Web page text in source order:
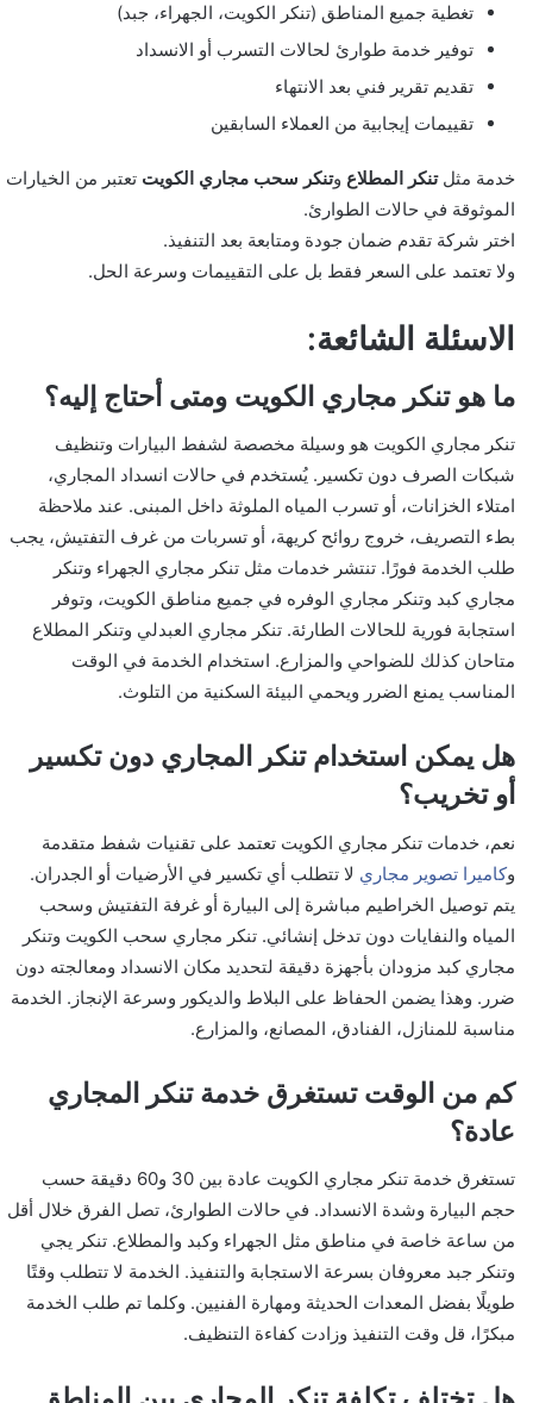
تغطية جميع المناطق (تنكر الكويت، الجهراء، جبد)
توفير خدمة طوارئ لحالات التسرب أو الانسداد
تقديم تقرير فني بعد الانتهاء
تقييمات إيجابية من العملاء السابقين
خدمة مثلتنكر المطلاع وتنكر سحب مجاري الكويت تعتبر من الخيارات
الموثوقة في حالات الطوارئ.
اختر شركة تقدم ضمان جودة ومتابعة بعد التنفيذ.
ولا تعتمد على السعر فقط بل على التقييمات وسرعة الحل.
الاسئلة الشائعة:
ما هو تنكر مجاري الكويت ومتى أحتاج إليه؟
تنكر مجاري الكويت هو وسيلة مخصصة لشفط البيارات وتنظيف
شبكات الصرف دون تكسير. يُستخدم في حالات انسداد المجاري،
امتلاء الخزانات، أو تسرب المياه الملوثة داخل المبنى. عند ملاحظة
بطء التصريف، خروج روائح كريهة، أو تسربات من غرف التفتيش، يجب
طلب الخدمة فورًا. تنتشر خدمات مثل تنكر مجاري الجهراء وتنكر
مجاري كبد وتنكر مجاري الوفره في جميع مناطق الكويت، وتوفر
استجابة فورية للحالات الطارئة. تنكر مجاري العبدلي وتنكر المطلاع
متاحان كذلك للضواحي والمزارع. استخدام الخدمة في الوقت
المناسب يمنع الضرر ويحمي البيئة السكنية من التلوث.
هل يمكن استخدام تنكر المجاري دون تكسير
أو تخريب؟
نعم، خدمات تنكر مجاري الكويت تعتمد على تقنيات شفط متقدمة
وكاميرا تصوير مجاري لا تتطلب أي تكسير في الأرضيات أو الجدران.
يتم توصيل الخراطيم مباشرة إلى البيارة أو غرفة التفتيش وسحب
المياه والنفايات دون تدخل إنشائي. تنكر مجاري سحب الكويت وتنكر
مجاري كبد مزودان بأجهزة دقيقة لتحديد مكان الانسداد ومعالجته دون
ضرر. وهذا يضمن الحفاظ على البلاط والديكور وسرعة الإنجاز. الخدمة
مناسبة للمنازل، الفنادق، المصانع، والمزارع.
كم من الوقت تستغرق خدمة تنكر المجاري
عادة؟
تستغرق خدمة تنكر مجاري الكويت عادة بين 30 و60 دقيقة حسب
حجم البيارة وشدة الانسداد. في حالات الطوارئ، تصل الفرق خلال أقل
من ساعة خاصة في مناطق مثل الجهراء وكبد والمطلاع. تنكر يجي
وتنكر جبد معروفان بسرعة الاستجابة والتنفيذ. الخدمة لا تتطلب وقتًا
طويلًا بفضل المعدات الحديثة ومهارة الفنيين. وكلما تم طلب الخدمة
مبكرًا، قل وقت التنفيذ وزادت كفاءة التنظيف.